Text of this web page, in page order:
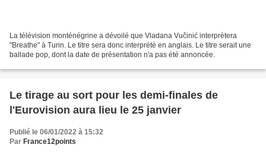
La télévision monténégrine a dévoilé que Vladana Vučinić interprètera
"Breathe" à Turin. Le titre sera donc interprété en anglais. Le titre serait une
ballade pop, dont la date de présentation n'a pas été annoncée.
Le tirage au sort pour les demi-finales de
l'Eurovision aura lieu le 25 janvier
Publié le 06/01/2022 à 15:32
Par France12points